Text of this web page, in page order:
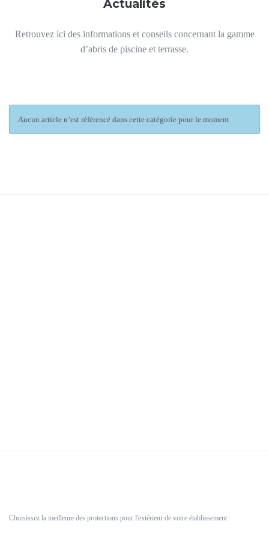
Actualités
Retrouvez ici des informations et conseils concernant la gamme
d’abris de piscine et terrasse.
Aucun article n’est référencé dans cette catégorie pour le moment
Choisissez la meilleure des protections pour l'extérieur de votre établissement.